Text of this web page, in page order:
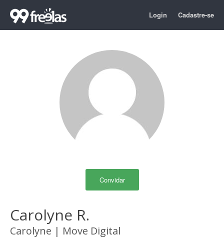
Login Cadastre-se
Convidar
Carolyne R.
Carolyne | Move Digital